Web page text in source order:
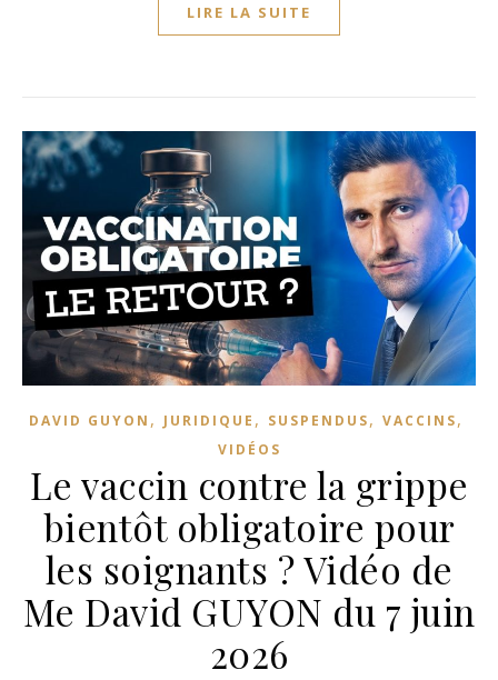
LIRE LA SUITE
DAVID GUYON , JURIDIQUE , SUSPENDUS, VACCINS,
VIDÉOS
Le vaccin contre la grippe
bientôt obligatoire pour
les soignants ? Vidéo de
Me David GUYON du 7 juin
2026